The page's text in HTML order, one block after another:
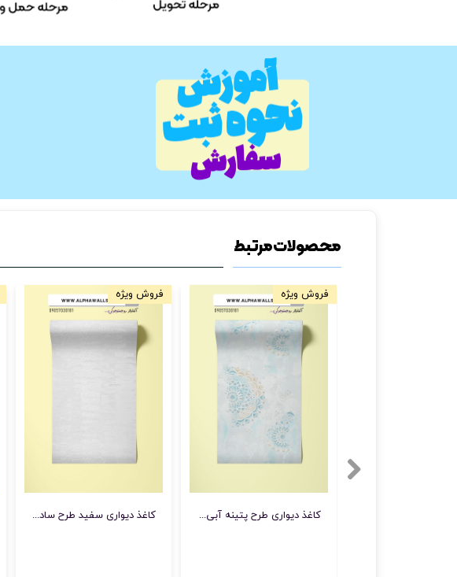
محصولات مرتبط
کاغذ دیواری سفید طرح ساده شاین دار 6550
فروش ویژه
کاغذ دیواری طرح پتینه آبی طلایی 3773
فروش ویژه